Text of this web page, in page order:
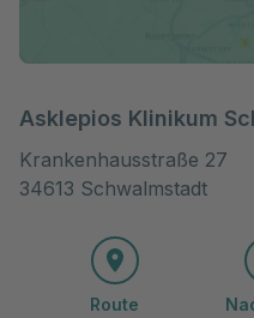
Asklepios Klinikum
Krankenhausstraße 27
34613 Schwalmstadt
Route